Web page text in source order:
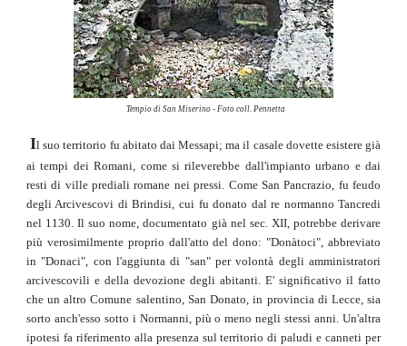
Tempio di San Miserino - Foto coll. Pennetta
Il suo territorio fu abitato dai Messapi; ma il casale dovette esistere già
ai tempi dei Romani, come si rileverebbe dall'impianto urbano e dai
resti di ville prediali romane nei pressi. Come San Pancrazio, fu feudo
degli Arcivescovi di Brindisi, cui fu donato dal re normanno Tancredi
nel 1130. Il suo nome, documentato già nel sec. XII, potrebbe derivare
più verosimilmente proprio dall'atto del dono: "Donàtoci", abbreviato
in "Donaci", con l'aggiunta di "san" per volontà degli amministratori
arcivescovili e della devozione degli abitanti. E' significativo il fatto
che un altro Comune salentino, San Donato, in provincia di Lecce, sia
sorto anch'esso sotto i Normanni, più o meno negli stessi anni. Un'altra
ipotesi fa riferimento alla presenza sul territorio di paludi e canneti per